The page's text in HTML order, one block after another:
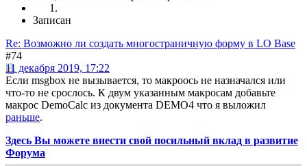
Записан
Re: Возможно ли создать многостраничную форму в LO Base
#74
11 декабря 2019, 17:22
Если msgbox не вызывается, то макроось не назначался или
что-то не срослось. К двум указанным макросам добавьте
макрос DemoCalc из документа DEMO4 что я выложил
раньше.
Здесь Вы можете внести свой посильный вклад в развитие
Форума